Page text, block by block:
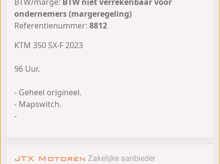
ondernemers (margeregeling)
Referentienummer: 8812
KTM 350 SX-F 2023
96 Uur.
- Geheel origineel.
- Mapswitch.
-
JTX Motoren Zakelijke aanbieder